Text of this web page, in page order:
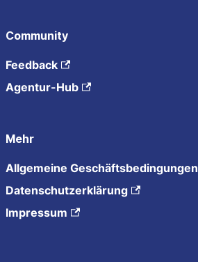
Community
Feedback
Agentur-Hub
Mehr
Allgemeine Geschäftsbedingungen
Datenschutzerklärung
Impressum